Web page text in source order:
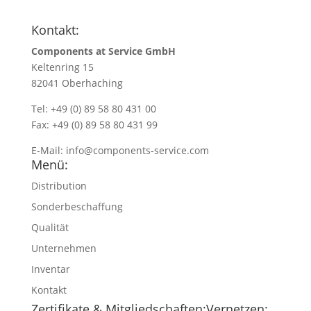
Kontakt:
Components at Service GmbH
Keltenring 15
82041 Oberhaching
Tel: +49 (0) 89 58 80 431 00
Fax: +49 (0) 89 58 80 431 99
E-Mail: info@components-service.com
Menü:
Distribution
Sonderbeschaffung
Qualität
Unternehmen
Inventar
Kontakt